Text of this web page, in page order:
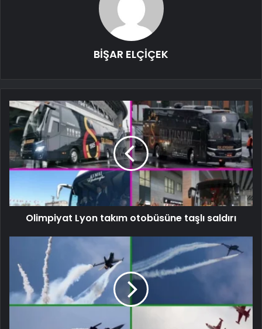
BİŞAR ELÇİÇEK
Olimpiyat Lyon takım otobüsüne taşlı saldırı